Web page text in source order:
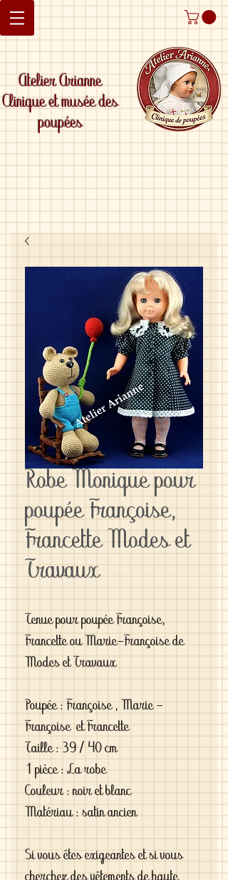
Atelier Arianne
Clinique et musée des
poupées
Robe Monique pour
poupée Françoise,
Francette Modes et
Travaux
Tenue pour poupée Françoise,
Francette ou Marie-Françoise de
Modes et Travaux
Poupée : Françoise , Marie -
Françoise et Francette
Taille : 39 / 40 cm
1 pièce : La robe
Couleur : noir et blanc
Matériau : satin ancien
Si vous êtes exigeantes et si vous